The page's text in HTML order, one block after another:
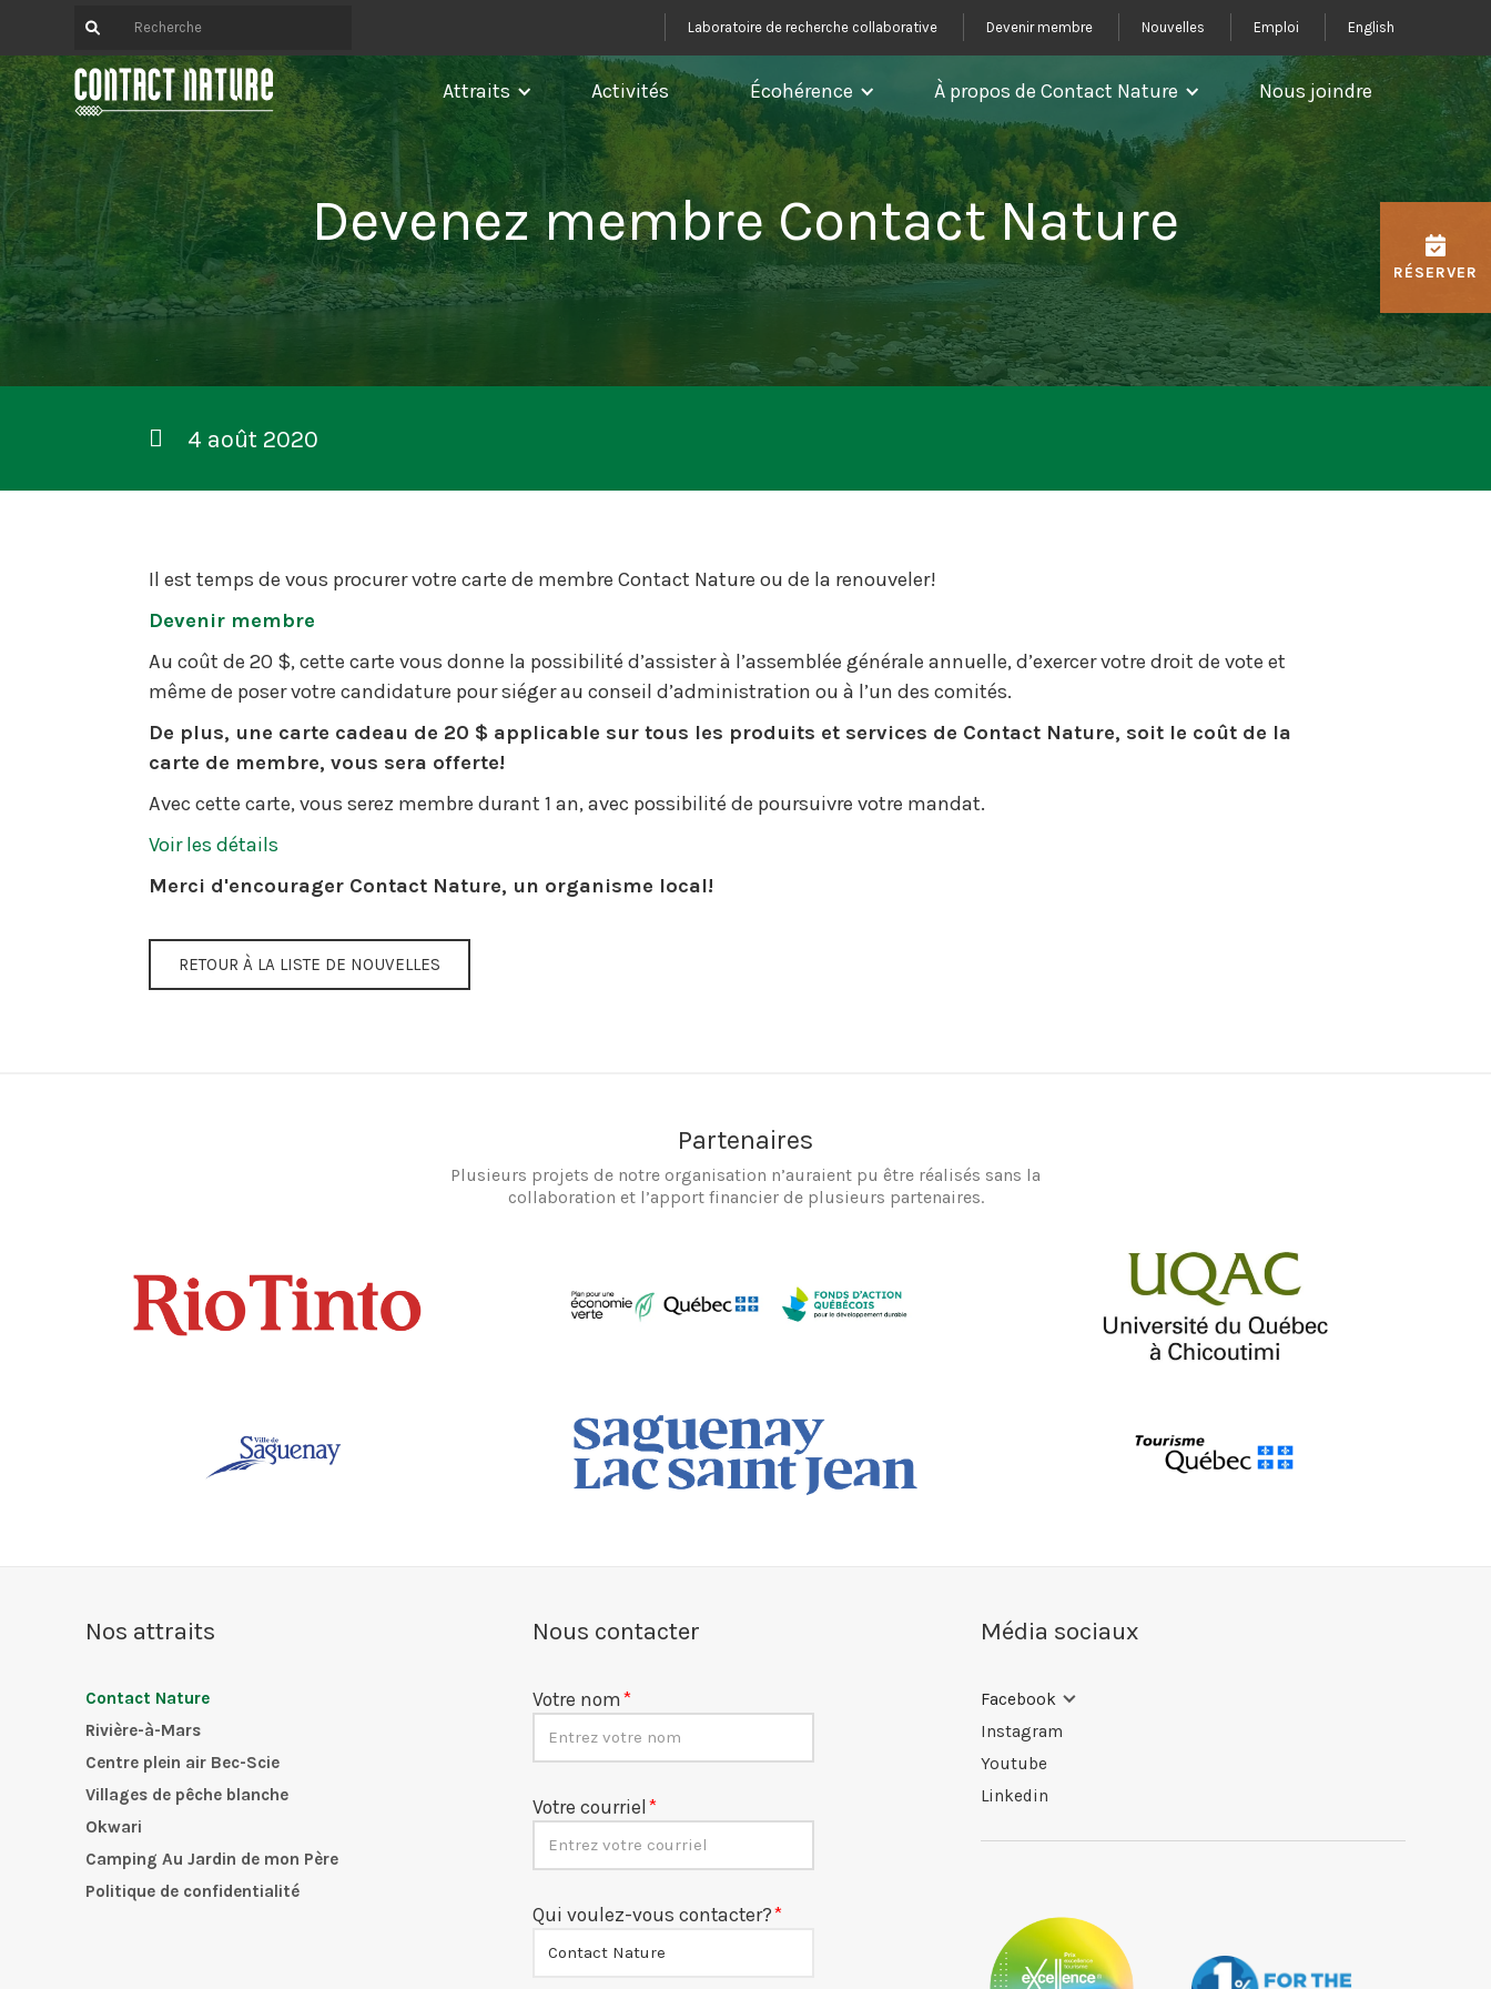
Laboratoire de recherche collaborative Devenir membre Nouvelles Emploi English
Attraits Activités Écohérence À propos de Contact Nature Nous joindre
RÉSERVER
Devenez membre Contact Nature
4 août 2020
Il est temps de vous procurer votre carte de membre Contact Nature ou de la renouveler!
Devenir membre
Au coût de 20 $, cette carte vous donne la possibilité d’assister à l’assemblée générale annuelle, d’exercer votre droit de vote et
même de poser votre candidature pour siéger au conseil d’administration ou à l’un des comités.
De plus, une carte cadeau de 20 $ applicable sur tous les produits et services de Contact Nature, soit le coût de la
carte de membre, vous sera offerte!
Avec cette carte, vous serez membre durant 1 an, avec possibilité de poursuivre votre mandat.
Voir les détails
Merci d'encourager Contact Nature, un organisme local!
RETOUR À LA LISTE DE NOUVELLES
Partenaires
Plusieurs projets de notre organisation n’auraient pu être réalisés sans la
collaboration et l’apport financier de plusieurs partenaires.
Nos attraits
Contact Nature
Rivière-à-Mars
Centre plein air Bec-Scie
Villages de pêche blanche
Okwari
Camping Au Jardin de mon Père
Politique de confidentialité
Nous contacter
Votre nom
Votre courriel
Qui voulez-vous contacter?
Média sociaux
Facebook
Instagram
Youtube
Linkedin